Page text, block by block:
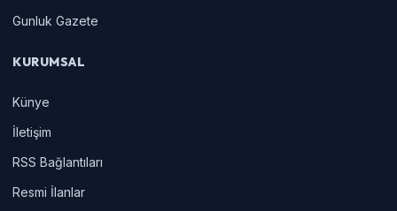
Gunluk Gazete
KURUMSAL
Künye
İletişim
RSS Bağlantıları
Resmi İlanlar